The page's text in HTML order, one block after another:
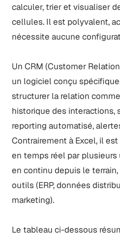
calculer, trier et visualiser
cellules. Il est polyvalent,
nécessite aucune
Un CRM (Customer
un logiciel conçu
structurer la relation
historique des interactions,
reporting automatisé,
Contrairement à Excel, il
en temps réel par
en continu depuis le
outils (ERP, données
marketing).
Le tableau ci-dessous